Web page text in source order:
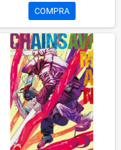
COMPRA